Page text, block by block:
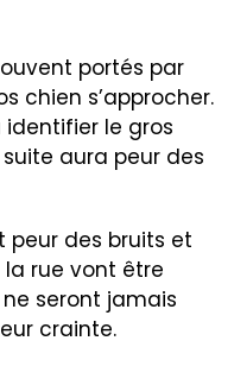
portés par
chien s’approcher.
le gros
aura peur des
peur des bruits et
rue vont être
seront jamais
crainte.